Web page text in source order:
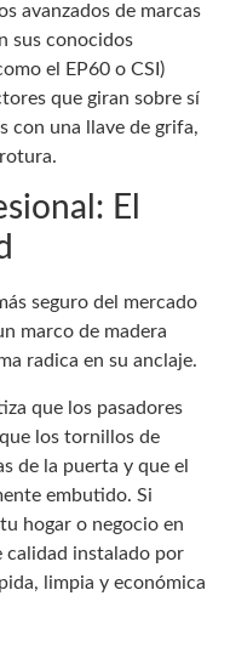
avanzados de marcas
sus conocidos
el EP60 o CSI)
que giran sobre sí
con una llave de grifa,
El
seguro del mercado
marco de madera
radica en su anclaje.
que los pasadores
los tornillos de
de la puerta y que el
embutido. Si
hogar o negocio en
instalado por
limpia y económica